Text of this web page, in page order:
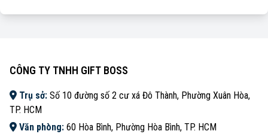
CÔNG TY TNHH GIFT BOSS
Trụ sở: Số 10 đường số 2 cư xá Đô Thành, Phường Xuân Hòa,
TP. HCM
Văn phòng: 60 Hòa Bình, Phường Hòa Bình, TP. HCM